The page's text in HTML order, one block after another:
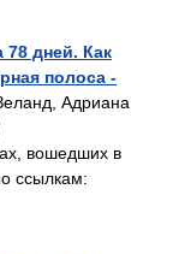
78 дней. Как
полоса -
Адриана
вошедших в
ссылкам: